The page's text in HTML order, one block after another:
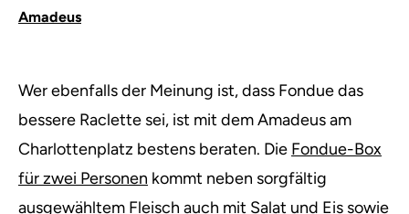
Amadeus
Wer ebenfalls der Meinung ist, dass Fondue das
bessere Raclette sei, ist mit dem Amadeus am
Charlottenplatz bestens beraten. Die Fondue-Box
für zwei Personen kommt neben sorgfältig
ausgewähltem Fleisch auch mit Salat und Eis sowie